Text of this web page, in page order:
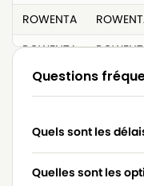
ROWENTA
ROWENTA
ROWENTA
ROWENTA
ROWENTA
Questions
Quels sont les
Quelles sont les